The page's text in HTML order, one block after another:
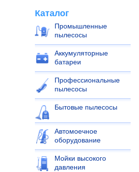
Каталог
Промышленные
пылесосы
Аккумуляторные
батареи
Профессиональные
пылесосы
Бытовые пылесосы
Автомоечное
оборудование
Мойки высокого
давления